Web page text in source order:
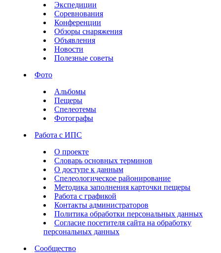
Экспедиции
Соревнования
Конференции
Обзоры снаряжения
Объявления
Новости
Полезные советы
Фото
Альбомы
Пещеры
Спелеотемы
Фотографы
Работа с ИПС
О проекте
Словарь основных терминов
О доступе к данным
Спелеологическое районирование
Методика заполнения карточки пещеры
Работа с графикой
Контакты администраторов
Политика обработки персональных данных
Согласие посетителя сайта на обработку
персональных данных
Сообщество